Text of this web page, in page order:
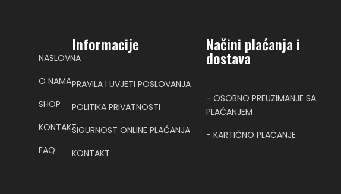
NASLOVNA
O NAMA
SHOP
KONTAKT
FAQ
Informacije
PRAVILA I UVJETI POSLOVANJA
POLITIKA PRIVATNOSTI
SIGURNOST ONLINE PLAĆANJA
KONTAKT
Načini plaćanja i
dostava
- OSOBNO PREUZIMANJE SA
PLAĆANJEM
- KARTIČNO PLAĆANJE